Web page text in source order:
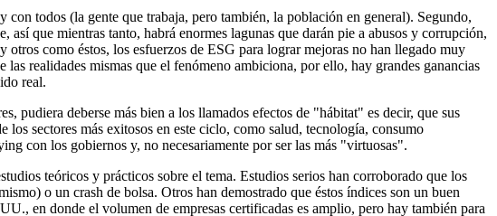
todos (la gente que trabaja, pero también, la población en general). Segundo,
que mientras tanto, habrá enormes lagunas que darán pie a abusos y corrupción,
como éstos, los esfuerzos de ESG para lograr mejoras no han llegado muy
realidades mismas que el fenómeno ambiciona, por ello, hay grandes ganancias
real.
pudiera deberse más bien a los llamados efectos de "hábitat" es decir, que sus
sectores más exitosos en este ciclo, como salud, tecnología, consumo
con los gobiernos y, no necesariamente por ser las más "virtuosas".
teóricos y prácticos sobre el tema. Estudios serios han corroborado que los
o un crash de bolsa. Otros han demostrado que éstos índices son un buen
en donde el volumen de empresas certificadas es amplio, pero hay también para